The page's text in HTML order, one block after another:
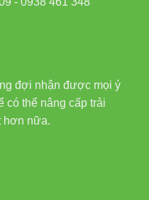
đợi nhận được mọi ý
có thể nâng cấp trải
hơn nữa.